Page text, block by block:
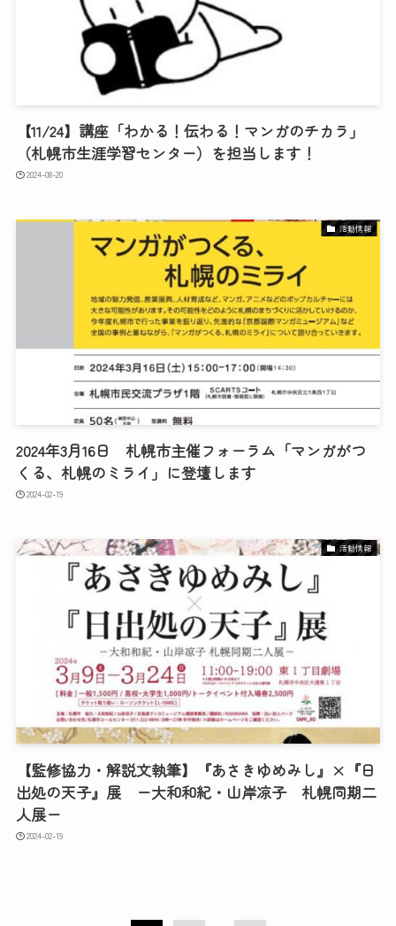
【11/24】講座「わかる！伝わる！マンガのチカラ」
（札幌市生涯学習センター）を担当します！
2024-08-20
活動情報
2024年3月16日 札幌市主催フォーラム「マンガがつ
くる、札幌のミライ」に登壇します
2024-02-19
活動情報
【監修協力・解説文執筆】『あさきゆめみし』×『日
出処の天子』展 ー大和和紀・山岸凉子 札幌同期二
人展ー
2024-02-19